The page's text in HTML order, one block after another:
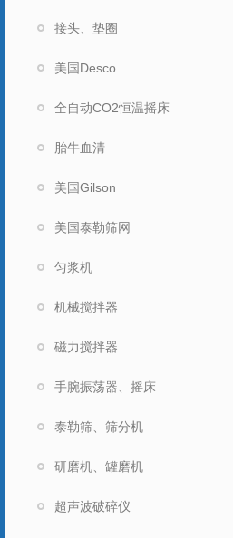
接头、垫圈
美国Desco
全自动CO2恒温摇床
胎牛血清
美国Gilson
美国泰勒筛网
匀浆机
机械搅拌器
磁力搅拌器
手腕振荡器、摇床
泰勒筛、筛分机
研磨机、罐磨机
超声波破碎仪